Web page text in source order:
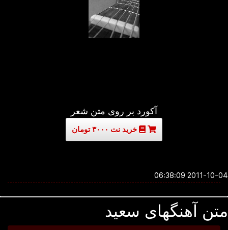
آکورد بر روی متن شعر
خرید نت ۳۰۰۰ تومان
2011-10-04
آهنگهای سعید